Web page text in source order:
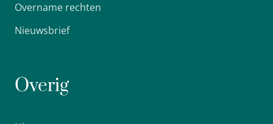
Overname rechten
Nieuwsbrief
Overig